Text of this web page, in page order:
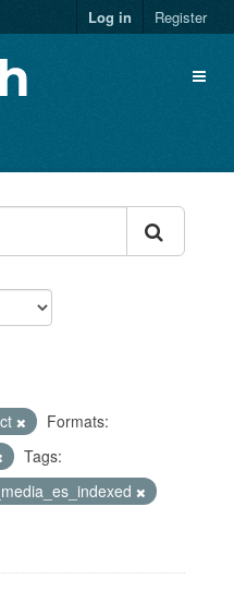
Log in Register
Formats:
Tags: